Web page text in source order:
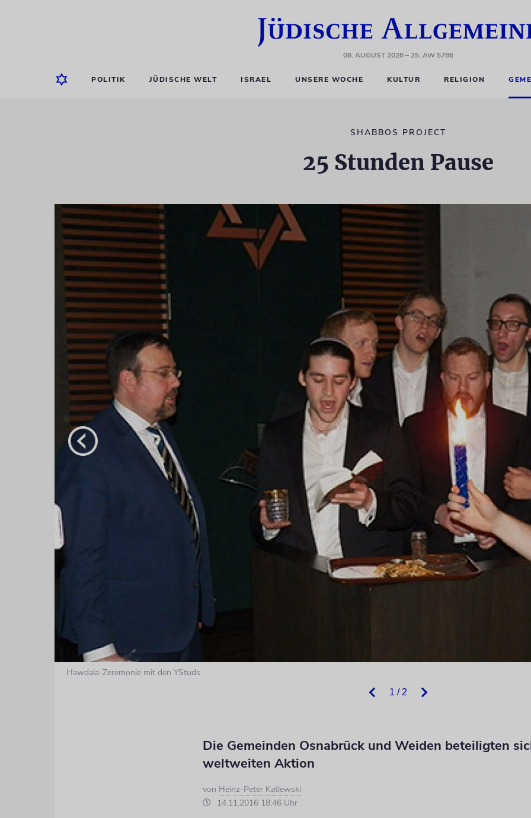
08. AUGUST 2026– 25. AW 5786
POLITIK JÜDISCHE WELT ISRAEL UNSERE WOCHE KULTUR RELIGION
SHABBOS PROJECT
25 Stunden Pause
1 / 2
Hawdala-Zeremonie mit den YStuds
Die Gemeinden Osnabrück und Weiden beteiligten
weltweiten Aktion
von Heinz-Peter Katlewski
14.11.2016 18:46 Uhr